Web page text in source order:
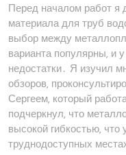
Перед началом работ я
материала для труб
выбор между
варианта популярны‚ и
недостатки․ Я изучил
обзоров‚
Сергеем‚ который
подчеркнул‚ что
высокой гибкостью‚
труднодоступных